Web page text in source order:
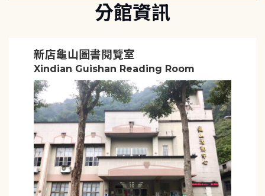
分館資訊
新店龜山圖書閱覽室
Xindian Guishan Reading Room